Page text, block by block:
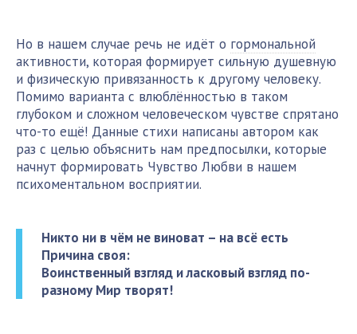
Но в нашем случае речь не идёт о гормональной
активности, которая формирует сильную душевную
и физическую привязанность к другому человеку.
Помимо варианта с влюблённостью в таком
глубоком и сложном человеческом чувстве спрятано
что-то ещё! Данные стихи написаны автором как
раз с целью объяснить нам предпосылки, которые
начнут формировать Чувство Любви в нашем
психоментальном восприятии.
Никто ни в чём не виноват – на всё есть
Причина своя:
Воинственный взгляд и ласковый взгляд по-
разному Мир творят!